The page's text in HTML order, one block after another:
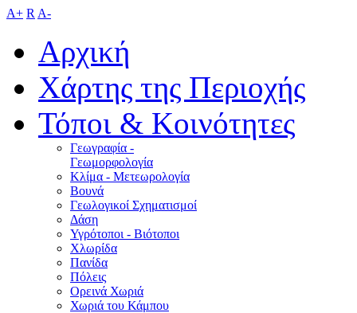
A+ R A-
Αρχική
Χάρτης της Περιοχής
Τόποι & Κοινότητες
Γεωγραφία -
Γεωμορφολογία
Κλίμα - Mετεωρολογία
Βουνά
Γεωλογικοί Σχηματισμοί
Δάση
Υγρότοποι - Βιότοποι
Χλωρίδα
Πανίδα
Πόλεις
Ορεινά Χωριά
Χωριά του Κάμπου